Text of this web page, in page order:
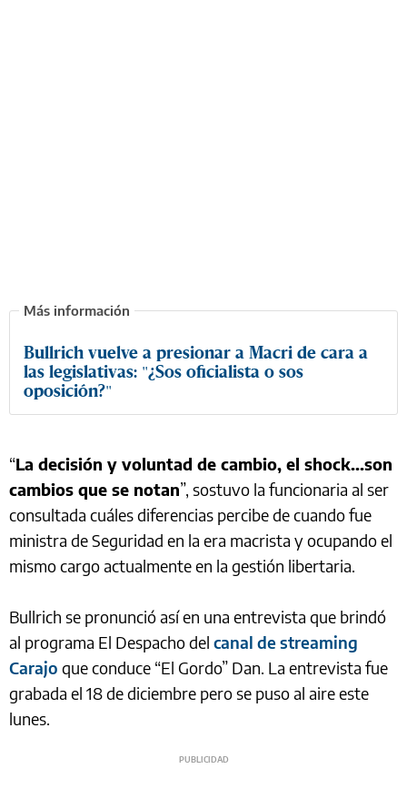
Bullrich vuelve a presionar a Macri de cara a
las legislativas: "¿Sos oficialista o sos
oposición?"
“La decisión y voluntad de cambio, el shock...son
cambios que se notan”, sostuvo la funcionaria al ser
consultada cuáles diferencias percibe de cuando fue
ministra de Seguridad en la era macrista y ocupando el
mismo cargo actualmente en la gestión libertaria.
Bullrich se pronunció así en una entrevista que brindó
al programa El Despacho del canal de streaming
Carajo que conduce “El Gordo” Dan. La entrevista fue
grabada el 18 de diciembre pero se puso al aire este
lunes.